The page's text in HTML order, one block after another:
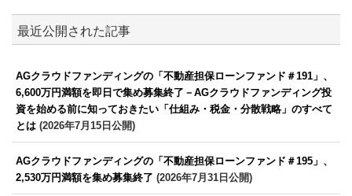
最近公開された記事
AGクラウドファンディングの「不動産担保ローンファンド＃191」、
6,600万円満額を即日で集め募集終了－AGクラウドファンディング投
資を始める前に知っておきたい「仕組み・税金・分散戦略」のすべて
とは (2026年7月15日公開)
AGクラウドファンディングの「不動産担保ローンファンド＃195」、
2,530万円満額を集め募集終了 (2026年7月31日公開)